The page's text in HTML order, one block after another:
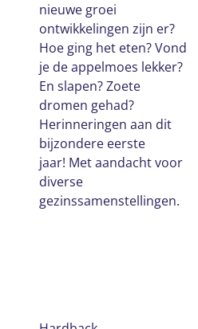
nieuwe groei
ontwikkelingen zijn er?
Hoe ging het eten? Vond
je de appelmoes lekker?
En slapen? Zoete
dromen gehad?
Herinneringen aan dit
bijzondere eerste
jaar! Met aandacht voor
diverse
gezinssamenstellingen.